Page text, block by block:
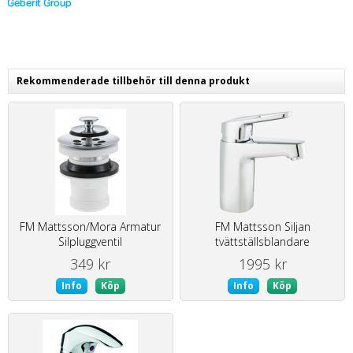
Rekommenderade tillbehör till denna produkt
FM Mattsson/Mora Armatur
Silpluggventil
349 kr
Info Köp
FM Mattsson Siljan
tvättställsblandare
1995 kr
Info Köp